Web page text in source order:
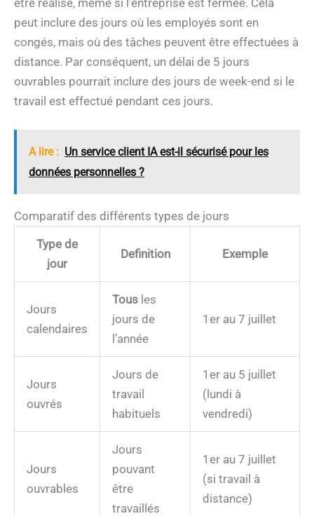
peut inclure des jours où les employés sont en
congés, mais où des tâches peuvent être effectuées à
distance. Par conséquent, un délai de 5 jours
ouvrables pourrait inclure des jours de week-end si le
travail est effectué pendant ces jours.
A lire : Un service client IA est-il sécurisé pour les
données personnelles ?
Comparatif des différents types de jours
Type de
jour
Definition Exemple
Jours
calendaires
Tous les
jours de
l’année
1er au 7 juillet
Jours
ouvrés
Jours de
travail
habituels
1er au 5 juillet
(lundi à
vendredi)
Jours
ouvrables
Jours
pouvant
être
travaillés
1er au 7 juillet
(si travail à
distance)